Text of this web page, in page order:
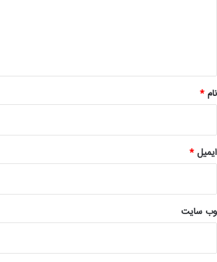
نام*
ایمیل*
وب‌ سایت